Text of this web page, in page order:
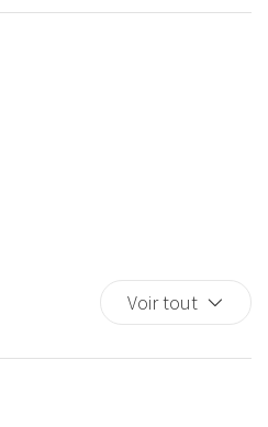
Voir tout